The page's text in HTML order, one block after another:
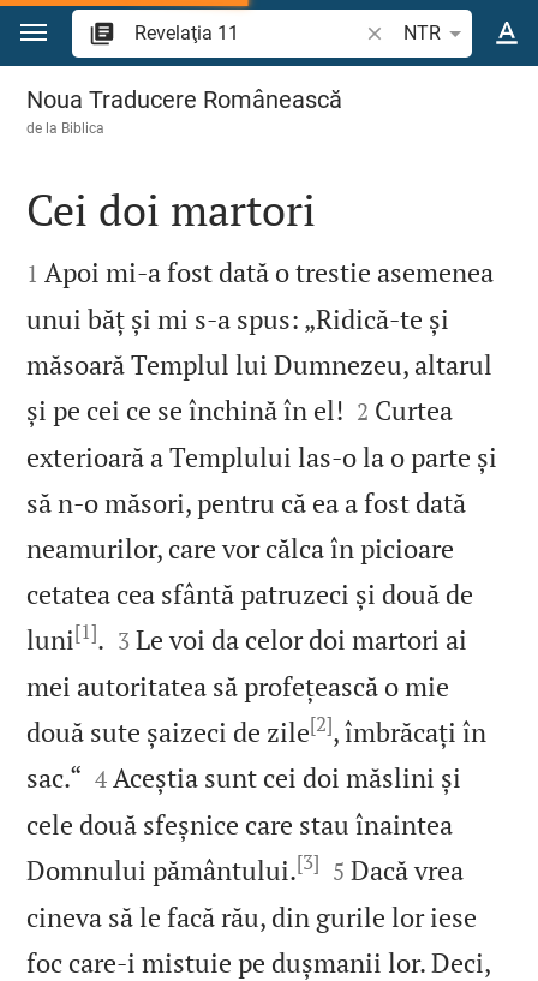
Sari la conținut
Căutați un verset
NTR
Revelaţia 11
Noua Traducere Românească
de la Biblica

Cei doi martori

1 Apoi mi‑a fost dată o trestie asemenea
unui băț și mi s‑a spus: „Ridică‑te și
măsoară Templul lui Dumnezeu, altarul
și pe cei ce se închină în el! 

2 Curtea
exterioară a Templului las‑o la o parte și
să n‑o măsori, pentru că ea a fost dată
neamurilor, care vor călca în picioare
cetatea cea sfântă patruzeci și două de
luni[1]. 

3 Le voi da celor doi martori ai
mei autoritatea să profețească o mie
două sute șaizeci de zile[2], îmbrăcați în
sac.“ 

4 Aceștia sunt cei doi măslini și
cele două sfeșnice care stau înaintea
Domnului pământului.[3] 

5 Dacă vrea
cineva să le facă rău, din gurile lor iese
foc care‑i mistuie pe dușmanii lor. Deci,